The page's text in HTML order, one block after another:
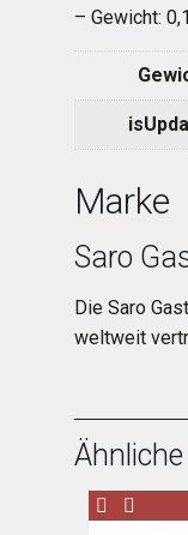
– Gewicht:
Marke
Saro
Die Saro
weltweit